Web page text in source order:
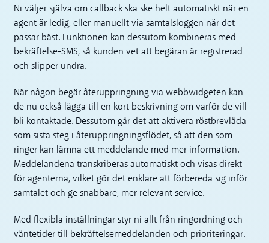
Ni väljer själva om callback ska ske helt automatiskt när en
agent är ledig, eller manuellt via samtalsloggen när det
passar bäst. Funktionen kan dessutom kombineras med
bekräftelse-SMS, så kunden vet att begäran är registrerad
och slipper undra.
När någon begär återuppringning via webbwidgeten kan
de nu också lägga till en kort beskrivning om varför de vill
bli kontaktade. Dessutom går det att aktivera röstbrevlåda
som sista steg i återuppringningsflödet, så att den som
ringer kan lämna ett meddelande med mer information.
Meddelandena transkriberas automatiskt och visas direkt
för agenterna, vilket gör det enklare att förbereda sig inför
samtalet och ge snabbare, mer relevant service.
Med flexibla inställningar styr ni allt från ringordning och
väntetider till bekräftelsemeddelanden och prioriteringar.